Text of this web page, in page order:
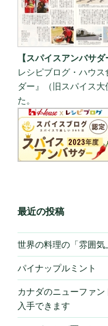
【スパイスアンバサ
レシピブログ・ハウ
ダー』（旧スパイス
た。
最近の投稿
世界の料理の「雰囲気
パイナップルミント
カナダのニューファ
入手できます